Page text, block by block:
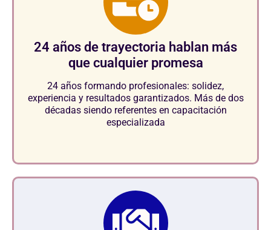
24 años de trayectoria hablan más
que cualquier promesa
24 años formando profesionales: solidez,
experiencia y resultados garantizados. Más de dos
décadas siendo referentes en capacitación
especializada